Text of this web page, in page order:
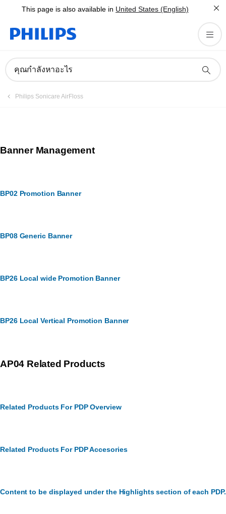
This page is also available in United States (English)
คุณกำลังหาอะไร
Philips Sonicare AirFloss
Banner Management
BP02 Promotion Banner
BP08 Generic Banner
BP26 Local wide Promotion Banner
BP26 Local Vertical Promotion Banner
AP04 Related Products
Related Products For PDP Overview
Related Products For PDP Accesories
Content to be displayed under the Highlights section of each PDP.